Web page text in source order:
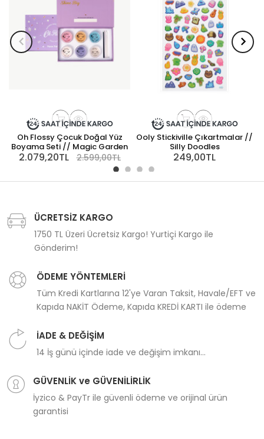
Oh Flossy Çocuk Doğal Yüz
Boyama Seti // Magic Garden
2.079,20TL 2.599,00TL
Ooly Stickiville Çıkartmalar //
Silly Doodles
249,00TL
ÜCRETSİZ KARGO
1750 TL Üzeri Ücretsiz Kargo! Yurtiçi Kargo ile
Gönderim!
ÖDEME YÖNTEMLERİ
Tüm Kredi Kartlarına 12'ye Varan Taksit, Havale/EFT ve
Kapıda NAKİT Ödeme, Kapıda KREDİ KARTI ile ödeme
İADE & DEĞİŞİM
14 İş günü içinde iade ve değişim imkanı...
GÜVENLİK ve GÜVENİLİRLİK
İyzico & PayTr ile güvenli ödeme ve orijinal ürün
garantisi